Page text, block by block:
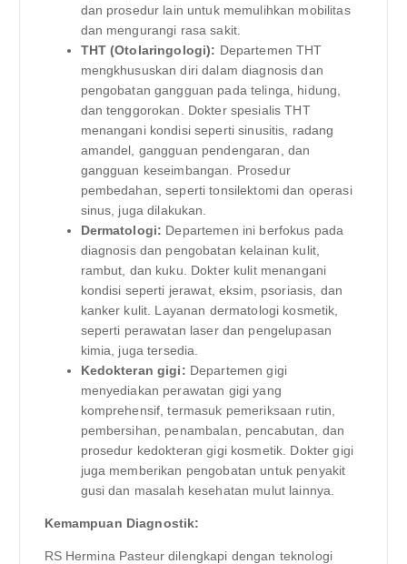
dan prosedur lain untuk memulihkan mobilitas
dan mengurangi rasa sakit.
THT (Otolaringologi): Departemen THT
mengkhususkan diri dalam diagnosis dan
pengobatan gangguan pada telinga, hidung,
dan tenggorokan. Dokter spesialis THT
menangani kondisi seperti sinusitis, radang
amandel, gangguan pendengaran, dan
gangguan keseimbangan. Prosedur
pembedahan, seperti tonsilektomi dan operasi
sinus, juga dilakukan.
Dermatologi: Departemen ini berfokus pada
diagnosis dan pengobatan kelainan kulit,
rambut, dan kuku. Dokter kulit menangani
kondisi seperti jerawat, eksim, psoriasis, dan
kanker kulit. Layanan dermatologi kosmetik,
seperti perawatan laser dan pengelupasan
kimia, juga tersedia.
Kedokteran gigi: Departemen gigi
menyediakan perawatan gigi yang
komprehensif, termasuk pemeriksaan rutin,
pembersihan, penambalan, pencabutan, dan
prosedur kedokteran gigi kosmetik. Dokter gigi
juga memberikan pengobatan untuk penyakit
gusi dan masalah kesehatan mulut lainnya.
Kemampuan Diagnostik:
RS Hermina Pasteur dilengkapi dengan teknologi